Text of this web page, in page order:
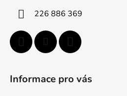
226 886 369
Informace pro vás